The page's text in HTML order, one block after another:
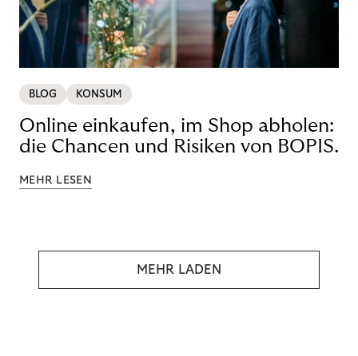
BLOG KONSUM
Online einkaufen, im Shop abholen:
die Chancen und Risiken von BOPIS.
MEHR LESEN
MEHR LADEN